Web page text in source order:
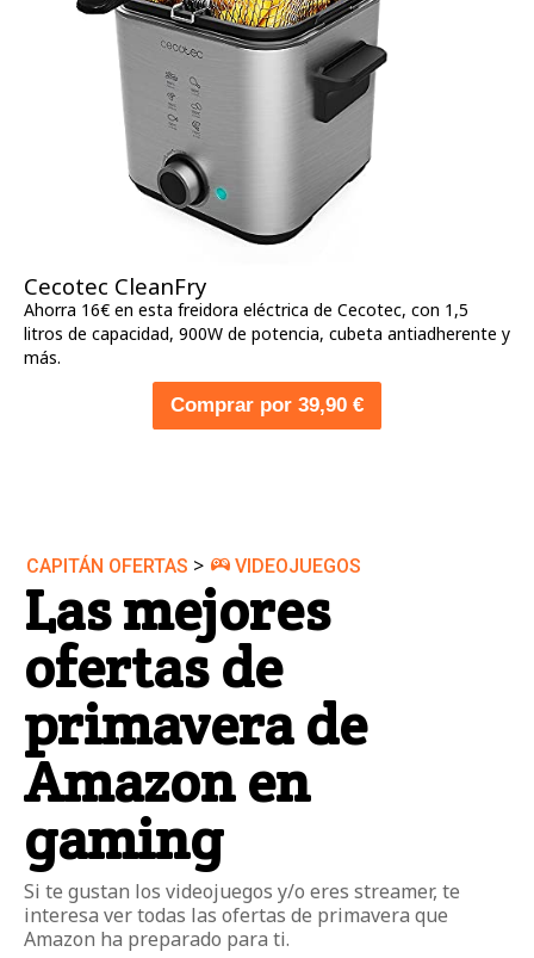
Cecotec CleanFry
Ahorra 16€ en esta freidora eléctrica de Cecotec, con 1,5
litros de capacidad, 900W de potencia, cubeta antiadherente y
más.
Comprar por 39,90 €
CAPITÁN OFERTAS > VIDEOJUEGOS
Las mejores
ofertas de
primavera de
Amazon en
gaming
Si te gustan los videojuegos y/o eres streamer, te
interesa ver todas las ofertas de primavera que
Amazon ha preparado para ti.